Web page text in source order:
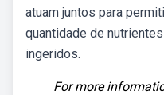
atuam juntos para
quantidade de
ingeridos.
For more